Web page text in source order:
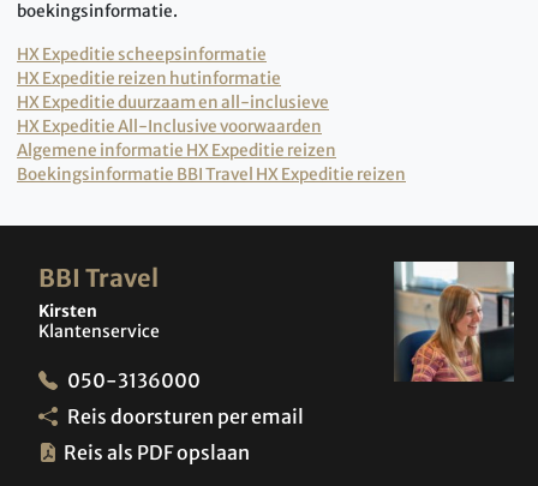
boekingsinformatie.
HX Expeditie scheepsinformatie
HX Expeditie reizen hutinformatie
HX Expeditie duurzaam en all-inclusieve
HX Expeditie All-Inclusive voorwaarden
Algemene informatie HX Expeditie reizen
Boekingsinformatie BBI Travel HX Expeditie reizen
BBI Travel
Kirsten
Klantenservice
050-3136000
Reis doorsturen per email
Reis als PDF opslaan